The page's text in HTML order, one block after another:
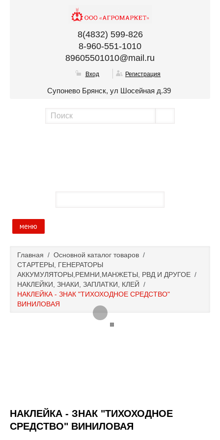
8(4832) 599-826
8-960-551-1010
89605501010@mail.ru
Вход Регистрация
Супонево Брянск, ул Шосейная д.39
меню
Основной каталог товаров
Доставка и оплата
Главная / Основной каталог товаров /
СТАРТЕРЫ, ГЕНЕРАТОРЫ
АККУМУЛЯТОРЫ,РЕМНИ,МАНЖЕТЫ, РВД И ДРУГОЕ /
НАКЛЕЙКИ, ЗНАКИ, ЗАПЛАТКИ, КЛЕЙ /
НАКЛЕЙКА - ЗНАК "ТИХОХОДНОЕ СРЕДСТВО"
ВИНИЛОВАЯ
НАКЛЕЙКА - ЗНАК "ТИХОХОДНОЕ
СРЕДСТВО" ВИНИЛОВАЯ